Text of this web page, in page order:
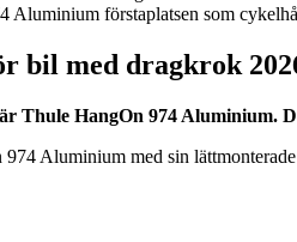
Aluminium förstaplatsen som
bil med dragkrok
Thule HangOn 974 Aluminium.
Aluminium med sin